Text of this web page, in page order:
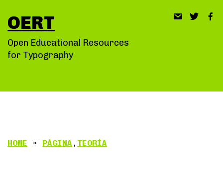
al
contenido
OERT
Open Educational Resources
for Typography
HOME » PÁGINA , TEORÍA